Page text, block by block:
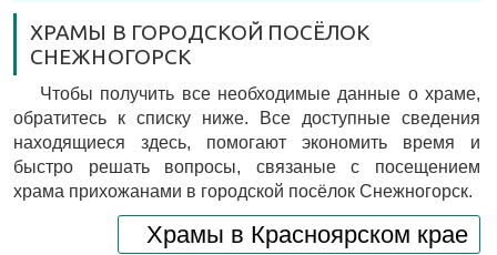
ХРАМЫ В ГОРОДСКОЙ ПОСЁЛОК
СНЕЖНОГОРСК
Чтобы получить все необходимые данные о храме,
обратитесь к списку ниже. Все доступные сведения
находящиеся здесь, помогают экономить время и
быстро решать вопросы, связаные с посещением
храма прихожанами в городской посёлок Снежногорск.
Храмы в Красноярском крае